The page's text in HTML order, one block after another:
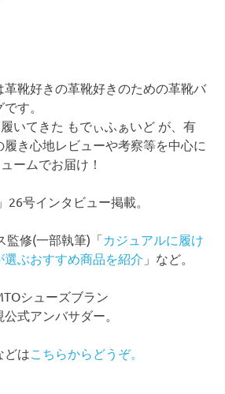
革靴好きの革靴好きのための革靴バ
す。
いてきた もでぃふぁいど が、有
き心地レビューや考察等を中心に
ームでお届け！
26号インタビュー掲載。
監修(一部執筆)「カジュアルに履け
選ぶおすすめ商品を紹介 」など。
シューズブラン
公式アンバサダー。
どは こちらからどうぞ。